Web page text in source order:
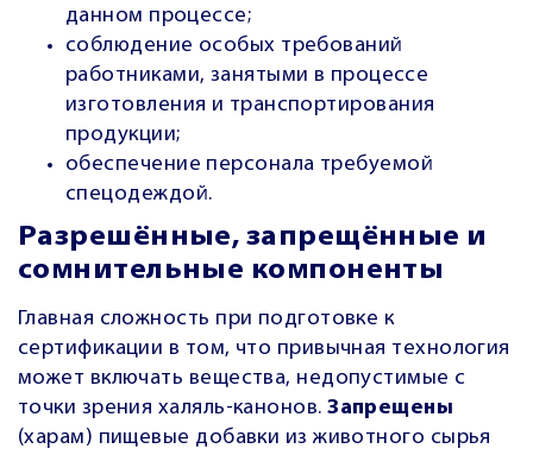
данном процессе;
соблюдение особых требований
работниками, занятыми в процессе
изготовления и транспортирования
продукции;
обеспечение персонала требуемой
спецодеждой.
Разрешённые, запрещённые и
сомнительные компоненты
Главная сложность при подготовке к
сертификации в том, что привычная технология
может включать вещества, недопустимые с
точки зрения халяль-канонов.Запрещены
(харам) пищевые добавки из животного сырья